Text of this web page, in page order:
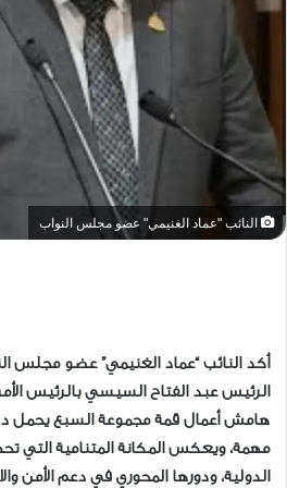
النائب "عماد الغنيمي" عضو مجلس النواب
أكد النائب “عماد الغنيمي” عضو مجلس
الرئيس عبد الفتاح السيسي بالرئيس
هامش أعمال قمة مجموعة السبع يحمل
مهمة، ويعكس المكانة المتنامية
الدولية، ودورها المحوري في دعم الأمن